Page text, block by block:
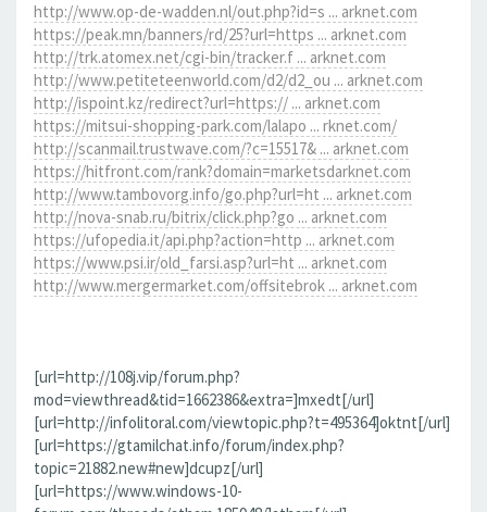
http://www.op-de-wadden.nl/out.php?id=s ... arknet.com
https://peak.mn/banners/rd/25?url=https ... arknet.com
http://trk.atomex.net/cgi-bin/tracker.f ... arknet.com
http://www.petiteteenworld.com/d2/d2_ou ... arknet.com
http://ispoint.kz/redirect?url=https:// ... arknet.com
https://mitsui-shopping-park.com/lalapo ... rknet.com/
http://scanmail.trustwave.com/?c=15517& ... arknet.com
https://hitfront.com/rank?domain=marketsdarknet.com
http://www.tambovorg.info/go.php?url=ht ... arknet.com
http://nova-snab.ru/bitrix/click.php?go ... arknet.com
https://ufopedia.it/api.php?action=http ... arknet.com
https://www.psi.ir/old_farsi.asp?url=ht ... arknet.com
http://www.mergermarket.com/offsitebrok ... arknet.com
[url=http://108j.vip/forum.php?
mod=viewthread&tid=1662386&extra=]mxedt[/url]
[url=http://infolitoral.com/viewtopic.php?t=495364]oktnt[/url]
[url=https://gtamilchat.info/forum/index.php?
topic=21882.new#new]dcupz[/url]
[url=https://www.windows-10-